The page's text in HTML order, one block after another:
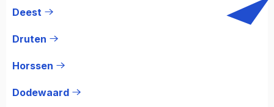
Deest
Druten
Horssen
Dodewaard